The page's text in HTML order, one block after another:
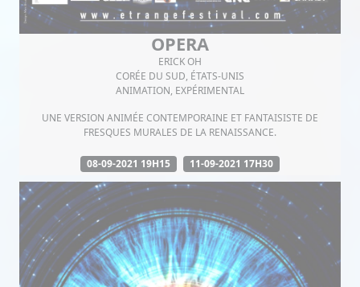
OPERA
ERICK OH
CORÉE DU SUD, ÉTATS-UNIS
ANIMATION, EXPÉRIMENTAL
UNE VERSION ANIMÉE CONTEMPORAINE ET FANTAISISTE DE
FRESQUES MURALES DE LA RENAISSANCE.
08-09-2021 19H15 11-09-2021 17H30